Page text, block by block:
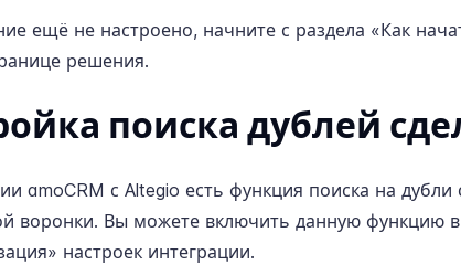
ещё не настроено, начните с раздела «Как
решения.
поиска дублей
amoCRM с Altegio есть функция поиска на
воронки. Вы можете включить данную функцию в
настроек интеграции.